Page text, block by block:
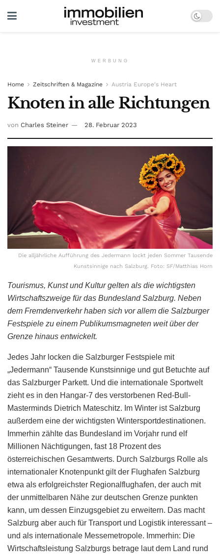
WERBUNG
Home Zeitschriften & Magazine Austria Europe's Heart
Knoten in alle Richtungen
von Charles Steiner 28. Februar 2023
Die alljährliche Aufführung des Jedermann lockt jeden Sommer Tausende
Kunstsinnige nach Salzburg. Foto: SF/Matthias Horn
Tourismus, Kunst und Kultur gelten als die wichtigsten
Wirtschaftszweige für das Bundesland Salzburg. Neben
dem Fremdenverkehr haben sich vor allem die Salzburger
Festspiele zu einem Publikumsmagneten weit über der
Grenze hinaus entwickelt.
Jedes Jahr locken die Salzburger Festspiele mit
„Jedermann“ Tausende Kunstsinnige und gut Betuchte auf
das Salzburger Parkett. Und die internationale Sportwelt
zieht es in den Hangar-7 des verstorbenen Red-Bull-
Masterminds Dietrich Mateschitz. Im Winter ist Salzburg
außerdem eine der wichtigsten Wintersportdestinationen.
Immerhin zählte das Bundesland im Vorjahr rund elf
Millionen Nächtigungen, fast 18 Prozent des
österreichischen Gesamtwerts. Durch Salzburgs Rolle als
internationaler Knotenpunkt gilt der Flughafen Salzburg
etwa als erfolgreichster Regionalflughafen, der auch mit
der unmittelbaren Nähe zur deutschen Grenze punkten
kann, um dessen Einzugsgebiet zu erweitern. Das macht
Salzburg aber auch für Transport und Logistik interessant –
und als internationale Messemetropole. Immerhin: Die
Wirtschaftsleistung Salzburgs betrage laut dem Land rund